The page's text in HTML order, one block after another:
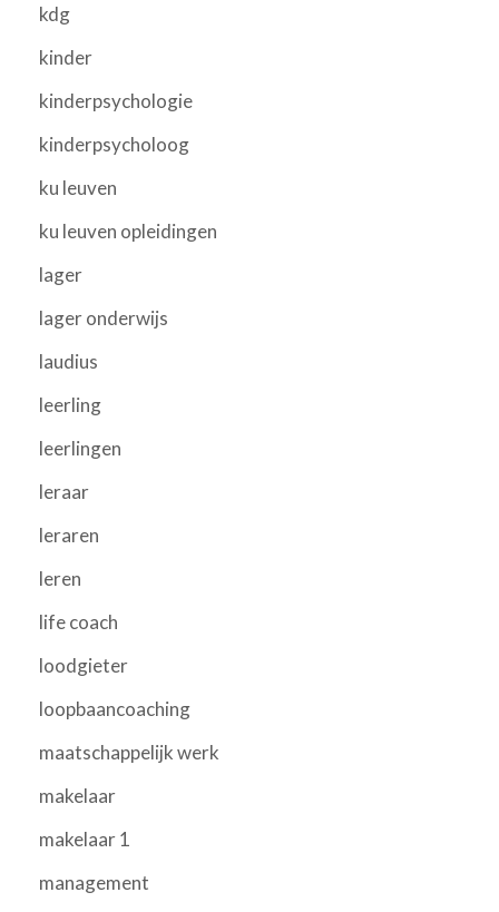
kdg
kinder
kinderpsychologie
kinderpsycholoog
ku leuven
ku leuven opleidingen
lager
lager onderwijs
laudius
leerling
leerlingen
leraar
leraren
leren
life coach
loodgieter
loopbaancoaching
maatschappelijk werk
makelaar
makelaar 1
management